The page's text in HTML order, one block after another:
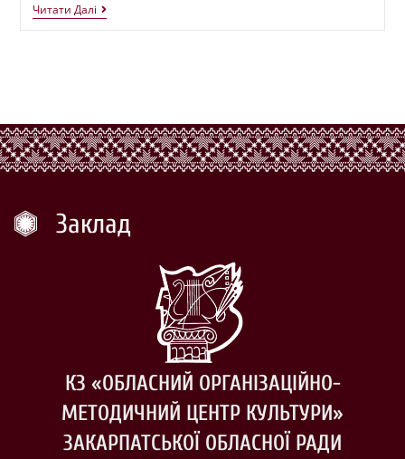
Читати Далі
Заклад
КЗ «ОБЛАСНИЙ ОРГАНІЗАЦІЙНО-
МЕТОДИЧНИЙ ЦЕНТР КУЛЬТУРИ»
ЗАКАРПАТСЬКОЇ ОБЛАСНОЇ РАДИ